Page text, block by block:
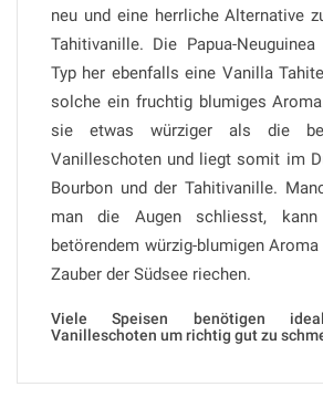
neu und eine herrliche Alternative
Tahitivanille. Die Papua-
Typ her ebenfalls eine Vanilla
solche ein fruchtig blumiges
sie etwas würziger als die
Vanilleschoten und liegt somit im
Bourbon und der Tahitivanille.
man die Augen schliesst,
betörendem würzig-blumigen
Zauber der Südsee riechen.
Viele Speisen benötigen
Vanilleschoten um richtig gut zu